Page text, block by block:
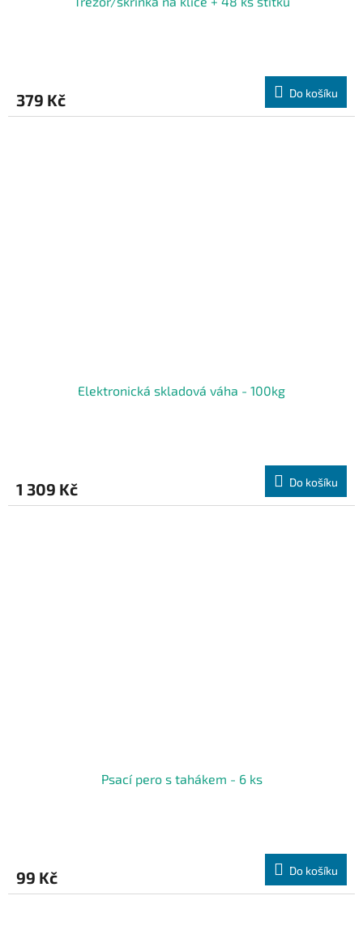
379 Kč Do košíku
Elektronická skladová váha - 100kg
1 309 Kč Do košíku
Psací pero s tahákem - 6 ks
99 Kč Do košíku